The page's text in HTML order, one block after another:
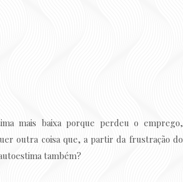
mais baixa porque perdeu o emprego,
outra coisa que, a partir da frustração do
também?